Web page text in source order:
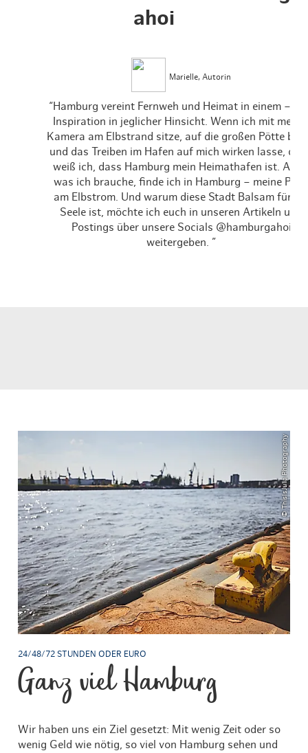
ahoi
Marielle, Autorin
“Hamburg vereint Fernweh und Heimat in einem –
Inspiration in jeglicher Hinsicht. Wenn ich mit
Kamera am Elbstrand sitze, auf die großen Pötte
und das Treiben im Hafen auf mich wirken lasse,
weiß ich, dass Hamburg mein Heimathafen ist.
was ich brauche, finde ich in Hamburg – meine
am Elbstrom. Und warum diese Stadt Balsam für
Seele ist, möchte ich euch in unseren Artikeln und
Postings über unsere Socials @hamburgahoi
weitergeben. ”
© ThisIsJulia Photography
24/48/72 STUNDEN ODER EURO
Ganz viel Hamburg
Wir haben uns ein Ziel gesetzt: Mit wenig Zeit oder so
wenig Geld wie nötig, so viel von Hamburg sehen und